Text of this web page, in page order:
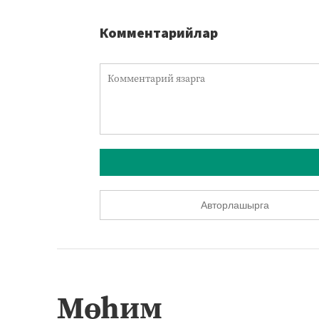
Комментарийлар
Авторлашырга
Мөһим